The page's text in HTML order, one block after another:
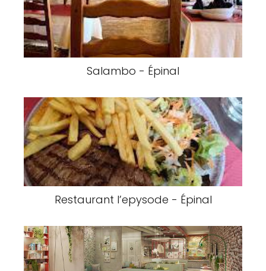
Salambo - Épinal
Restaurant l’epysode - Épinal